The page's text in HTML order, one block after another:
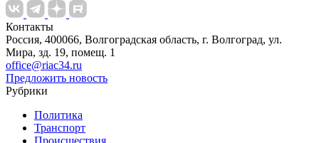
Контакты
Россия, 400066, Волгоградская область, г. Волгоград, ул.
Мира, зд. 19, помещ. 1
office@riac34.ru
Предложить новость
Рубрики
Политика
Транспорт
Происшествия